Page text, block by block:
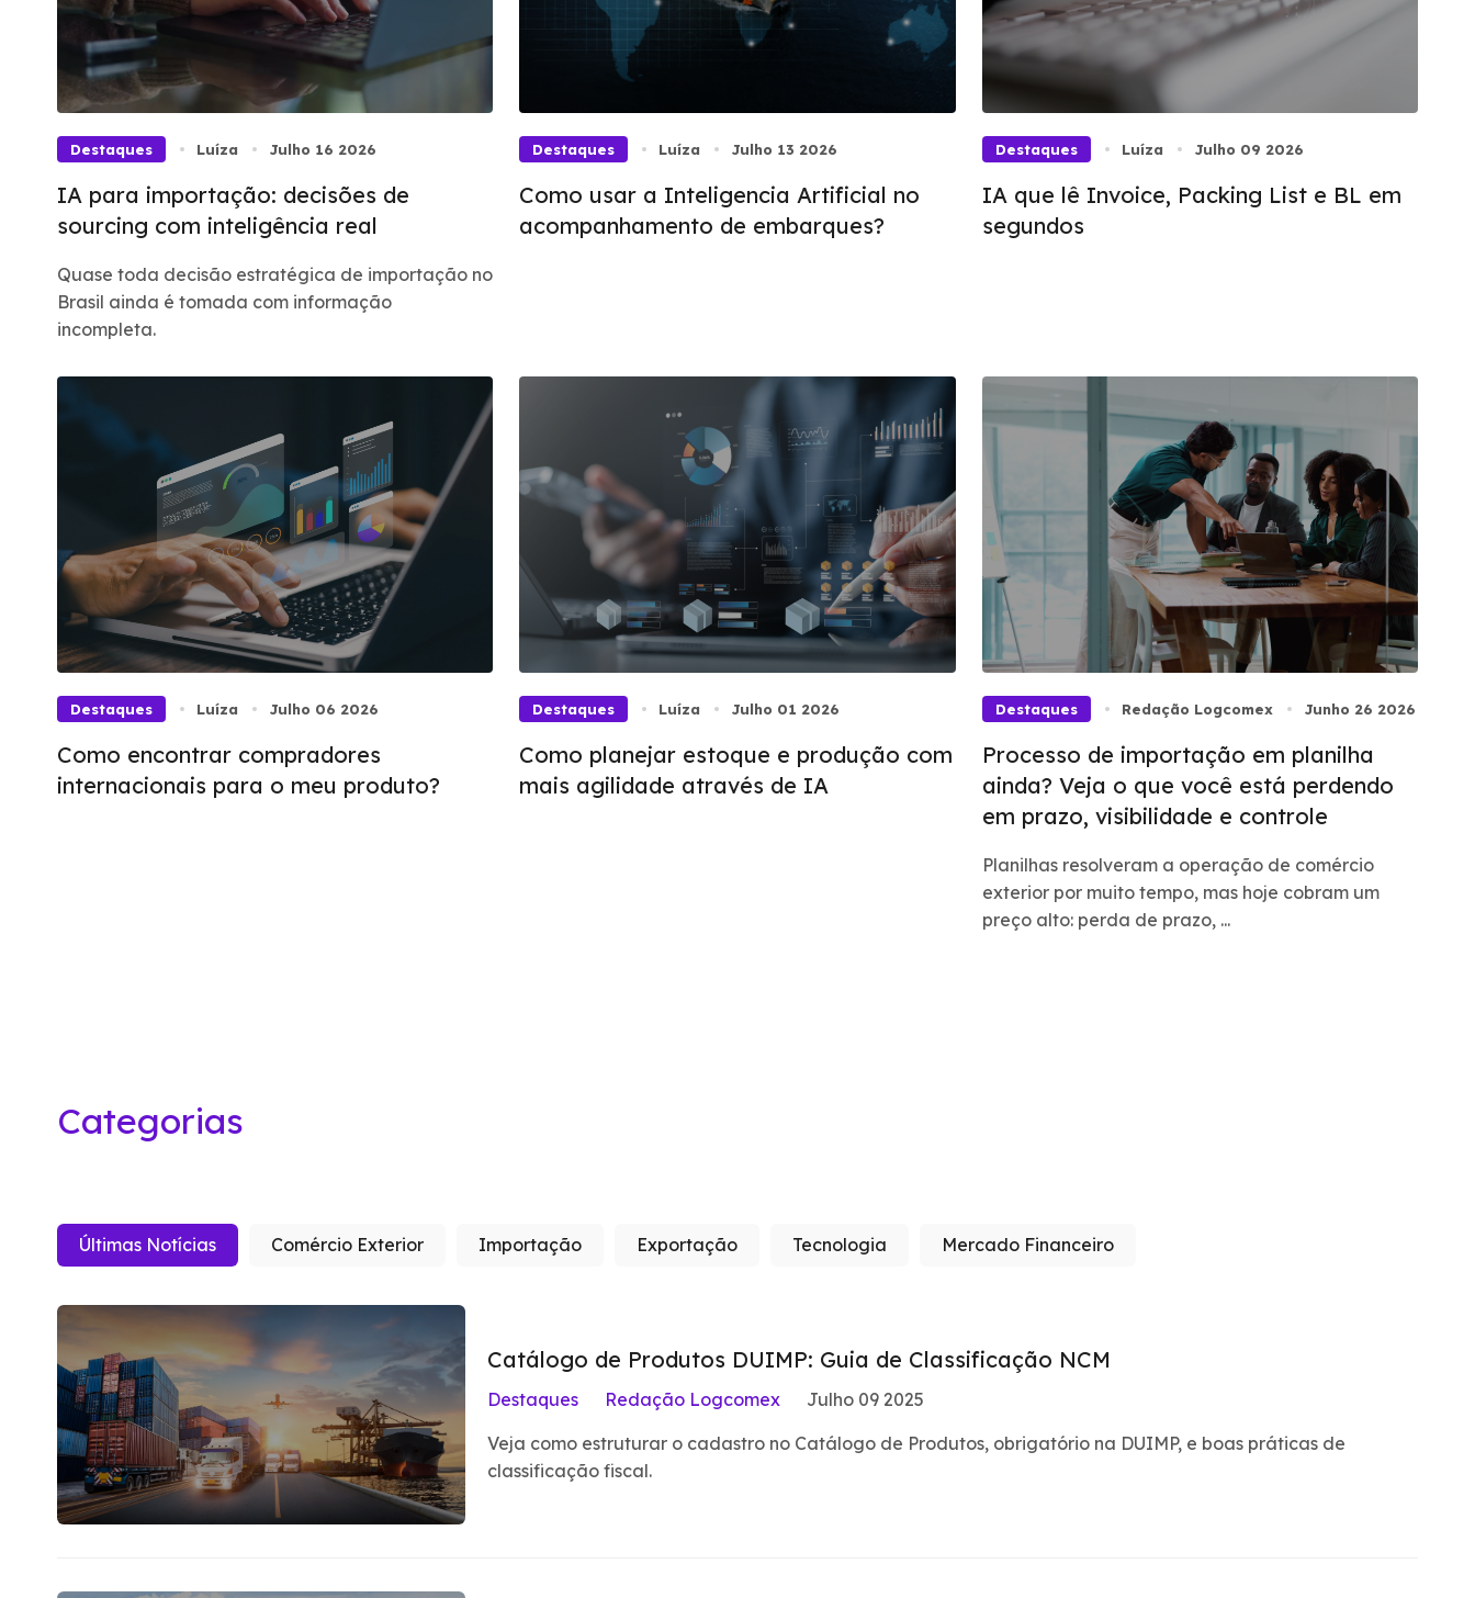
Destaques Luíza Julho 16 2026
IA para importação: decisões de
sourcing com inteligência real
Quase toda decisão estratégica de importação no
Brasil ainda é tomada com informação
incompleta.
Destaques Luíza Julho 13 2026
Como usar a Inteligencia Artificial no
acompanhamento de embarques?
Destaques Luíza Julho 09 2026
IA que lê Invoice, Packing List e BL em
segundos
Destaques Luíza Julho 06 2026
Como encontrar compradores
internacionais para o meu produto?
Destaques Luíza Julho 01 2026
Como planejar estoque e produção com
mais agilidade através de IA
Destaques Redação Logcomex Junho 26 2026
Processo de importação em planilha
ainda? Veja o que você está perdendo
em prazo, visibilidade e controle
Planilhas resolveram a operação de comércio
exterior por muito tempo, mas hoje cobram um
preço alto: perda de prazo, ...
Categorias
Últimas Notícias Comércio Exterior Importação Exportação Tecnologia Mercado Financeiro
Catálogo de Produtos DUIMP: Guia de Classificação NCM
Destaques Redação Logcomex
Julho 09 2025
Veja como estruturar o cadastro no Catálogo de Produtos, obrigatório na DUIMP, e boas práticas de
classificação fiscal.